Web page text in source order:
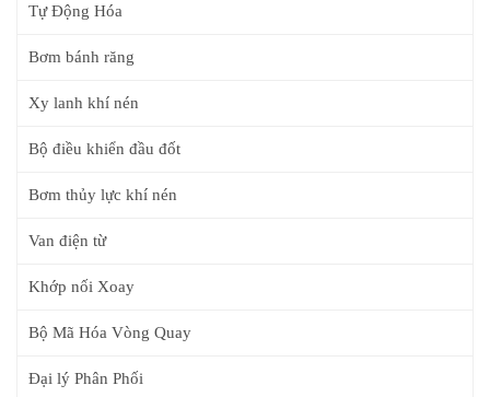
Tự Động Hóa
Bơm bánh răng
Xy lanh khí nén
Bộ điều khiển đầu đốt
Bơm thủy lực khí nén
Van điện từ
Khớp nối Xoay
Bộ Mã Hóa Vòng Quay
Đại lý Phân Phối